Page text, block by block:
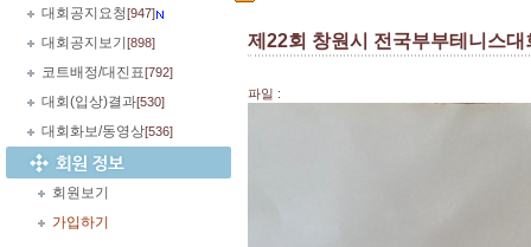
대회공지요청[947]
대회공지보기 [898]
코트배정/대진표[792]
대회(입상)결과[530]
대회화보/동영상[536]
회원보기
가입하기
제22회 창원시 전국부부테니스대
파일 :